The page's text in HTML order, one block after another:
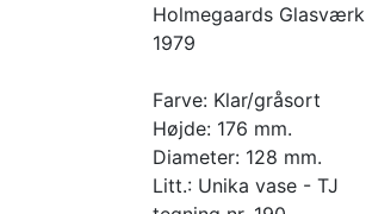
Holmegaards Glasværk
1979
Farve: Klar/gråsort
Højde: 176 mm.
Diameter: 128 mm.
Litt.: Unika vase - TJ